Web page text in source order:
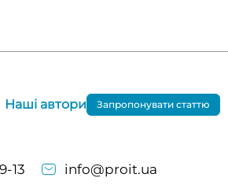
13
info@proit.ua
Наші автори Запропонувати статтю